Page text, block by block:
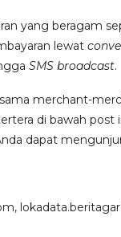
yang beragam
lewat
SMS broadcast.
merchant-
di bawah post
dapat